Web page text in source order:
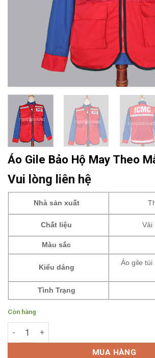
Áo Gile Bảo Hộ May Theo
Vui lòng liên hệ
Nhà sản xuất
Chất liệu Vải
Màu sắc
Kiểu dáng
Áo gile túi
Tình Trạng
Còn hàng
Áo Gile Bảo Hộ May Theo Mẫu 5 số lượng
MUA HÀNG